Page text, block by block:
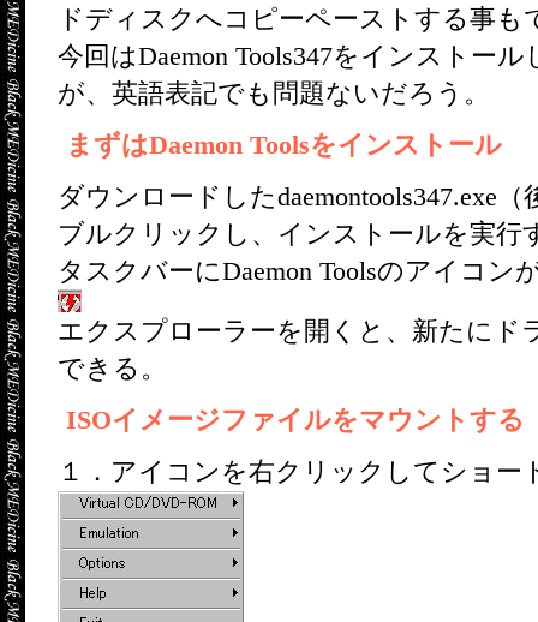
ドディスクへコピーペーストする事も
今回はDaemon Tools347をインストー
が、英語表記でも問題ないだろう。
まずはDaemon Toolsをインストール
ダウンロードしたdaemontools347.exe
ブルクリックし、インストールを実行
タスクバーにDaemon Toolsのアイコン
エクスプローラーを開くと、新たにド
できる。
ISOイメージファイルをマウントする
１．アイコンを右クリックしてショ